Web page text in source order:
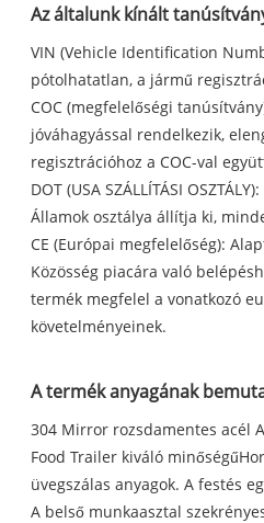
Az általunk kínált
VIN (Vehicle Identification
pótolhatatlan, a jármű
COC (megfelelőségi
jóváhagyással rendelkezik,
regisztrációhoz a COC-val
DOT (USA SZÁLLÍTÁSI
Államok osztálya állítja ki,
CE (Európai megfelelőség):
Közösség piacára való
termék megfelel a vonatkozó
követelményeinek.
A termék anyagának
304 Mirror rozsdamentes acél
Food Trailer kiváló minőségű
üvegszálas anyagok. A festés
A belső munkaasztal